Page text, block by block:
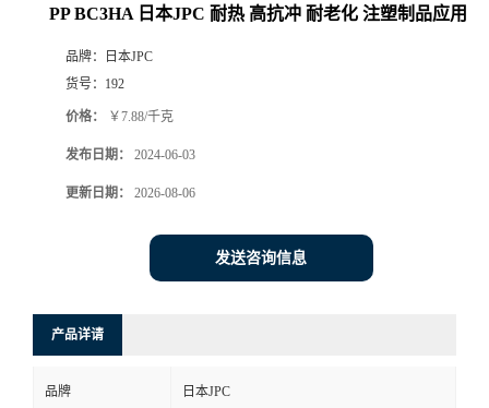
PP BC3HA 日本JPC 耐热 高抗冲 耐老化 注塑制品应用
品牌：
日本JPC
货号： 192
价格： ￥7.88/千克
发布日期： 2024-06-03
更新日期： 2026-08-06
发送咨询信息
产品详请
品牌 日本JPC